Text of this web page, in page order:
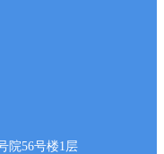
院56号楼1层